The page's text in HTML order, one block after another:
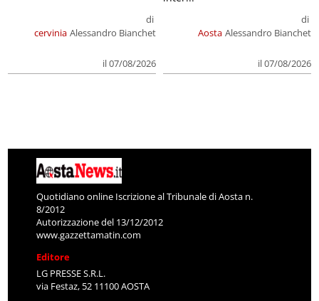
cervinia
di
Alessandro Bianchet
il 07/08/2026
Aosta
di
Alessandro Bianchet
il 07/08/2026
Quotidiano online Iscrizione al Tribunale di Aosta n.
8/2012
Autorizzazione del 13/12/2012
www.gazzettamatin.com
Editore
LG PRESSE S.R.L.
via Festaz, 52 11100 AOSTA